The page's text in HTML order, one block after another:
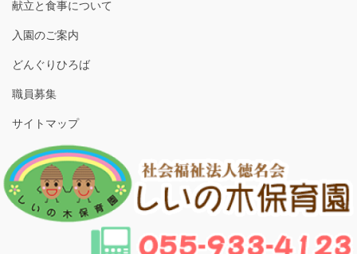
献立と食事について
入園のご案内
どんぐりひろば
職員募集
サイトマップ